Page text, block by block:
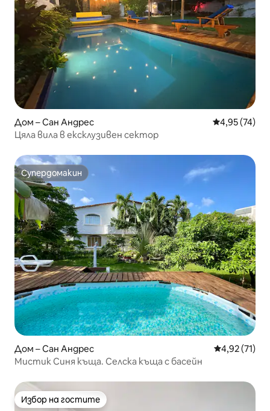
Дом – Сан Андрес Средна
4,95 (74)
Цяла вила в ексклузивен сектор
Супердомакин
Супердомакин
Дом – Сан Андрес Средна
4,92 (71)
Мистик Синя къща. Селска къща с басейн
Избор на гостите
Избор на гостите